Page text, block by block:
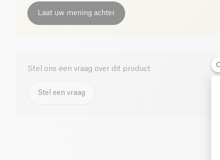
Laat uw mening achter
Stel ons een vraag over dit product
Stel een vraag